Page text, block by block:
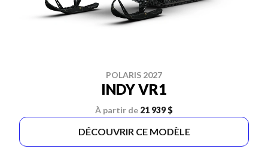
POLARIS 2027
INDY VR1
À partir de 21 939 $
DÉCOUVRIR CE MODÈLE